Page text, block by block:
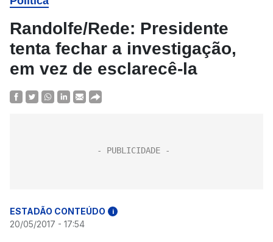
Randolfe/Rede: Presidente
tenta fechar a investigação,
em vez de esclarecê-la
ESTADÃO CONTEÚDO i
20/05/2017 - 17:54